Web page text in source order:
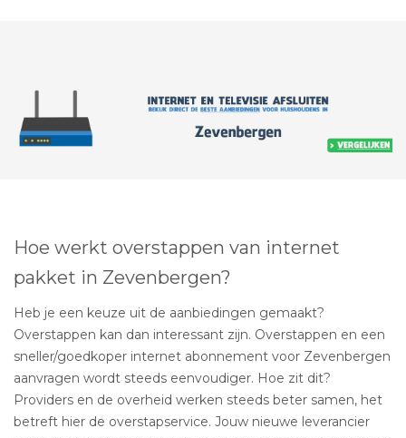
Hoe werkt overstappen van internet
pakket in Zevenbergen?
Heb je een keuze uit de aanbiedingen gemaakt?
Overstappen kan dan interessant zijn. Overstappen en een
sneller/goedkoper internet abonnement voor Zevenbergen
aanvragen wordt steeds eenvoudiger. Hoe zit dit?
Providers en de overheid werken steeds beter samen, het
betreft hier de overstapservice. Jouw nieuwe leverancier